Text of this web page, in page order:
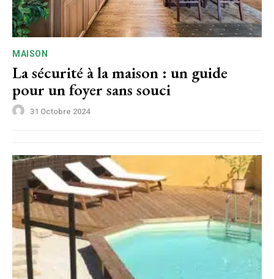
MAISON
La sécurité à la maison : un guide
pour un foyer sans souci
31 Octobre 2024